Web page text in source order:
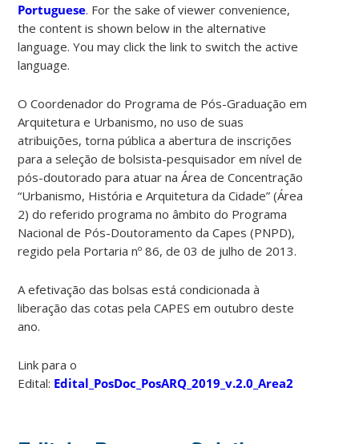
Portuguese. For the sake of viewer convenience,
the content is shown below in the alternative
language. You may click the link to switch the active
language.
O Coordenador do Programa de Pós-Graduação em
Arquitetura e Urbanismo, no uso de suas
atribuições, torna pública a abertura de inscrições
para a seleção de bolsista-pesquisador em nível de
pós-doutorado para atuar na Área de Concentração
“Urbanismo, História e Arquitetura da Cidade” (Área
2) do referido programa no âmbito do Programa
Nacional de Pós-Doutoramento da Capes (PNPD),
regido pela Portaria nº 86, de 03 de julho de 2013.
A efetivação das bolsas está condicionada à
liberação das cotas pela CAPES em outubro deste
ano.
Link para o
Edital: Edital_PosDoc_PosARQ_2019_v.2.0_Area2